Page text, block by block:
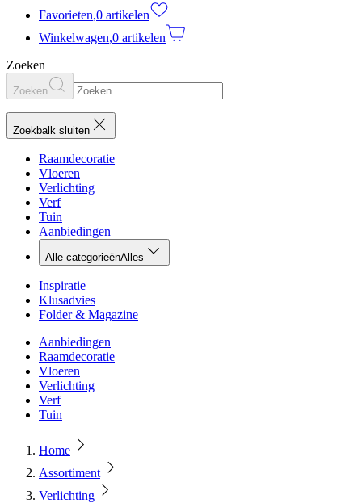
Favorieten,0 artikelen
Winkelwagen,0 artikelen
Zoeken
Zoeken
Zoekbalk sluiten
Raamdecoratie
Vloeren
Verlichting
Verf
Tuin
Aanbiedingen
Alle categorieënAlles
Inspiratie
Klusadvies
Folder & Magazine
Aanbiedingen
Raamdecoratie
Vloeren
Verlichting
Verf
Tuin
Home
Assortiment
Verlichting